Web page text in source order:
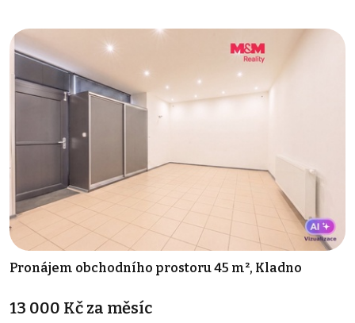
Pronájem obchodního prostoru 45 m², Kladno
13 000 Kč za měsíc